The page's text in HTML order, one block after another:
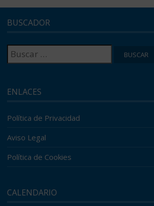
BUSCADOR
Buscar:
ENLACES
Política de Privacidad
Aviso Legal
Política de Cookies
CALENDARIO